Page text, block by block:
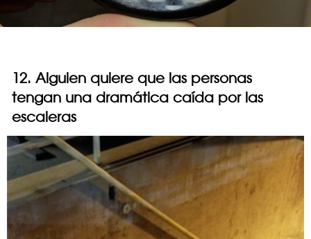
12. Alguien quiere que las personas
tengan una dramática caída por las
escaleras